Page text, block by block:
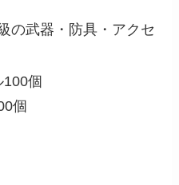
の武器・防具・アクセ
個
個